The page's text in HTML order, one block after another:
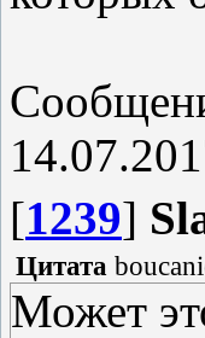
[1239]
Цитата
Может